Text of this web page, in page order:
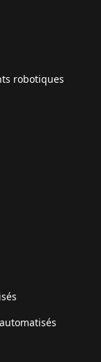
robotiques